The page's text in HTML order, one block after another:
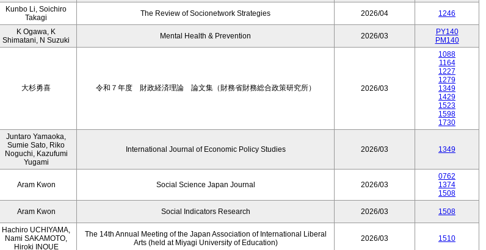
Kunbo Li, Soichiro
Takagi
The Review of Socionetwork Strategies 2026/04 1246
K Ogawa, K
Shimatani, N Suzuki
Mental Health & Prevention 2026/03
PY140
PM140
大杉勇喜 令和７年度 財政経済理論 論文集（財務省財務総合政策研究所） 2026/03
1088
1164
1227
1279
1349
1429
1523
1598
1730
Juntaro Yamaoka,
Sumie Sato, Riko
Noguchi, Kazufumi
Yugami
International Journal of Economic Policy Studies 2026/03 1349
Aram Kwon Social Science Japan Journal 2026/03
0762
1374
1508
Aram Kwon Social Indicators Research 2026/03 1508
Hachiro UCHIYAMA,
Nami SAKAMOTO,
Hiroki INOUE
The 14th Annual Meeting of the Japan Association of International Liberal
Arts (held at Miyagi University of Education)
2026/03 1510